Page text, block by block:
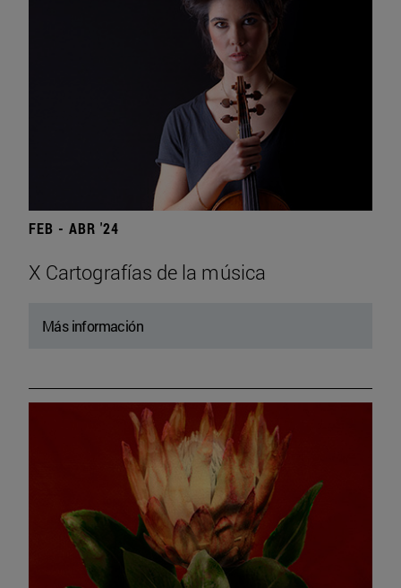
FEB - ABR '24
X Cartografías de la música
Más información